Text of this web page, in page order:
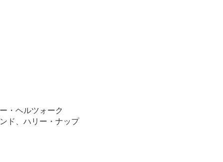
・ヘルツォーク
ド、ハリー・ナップ